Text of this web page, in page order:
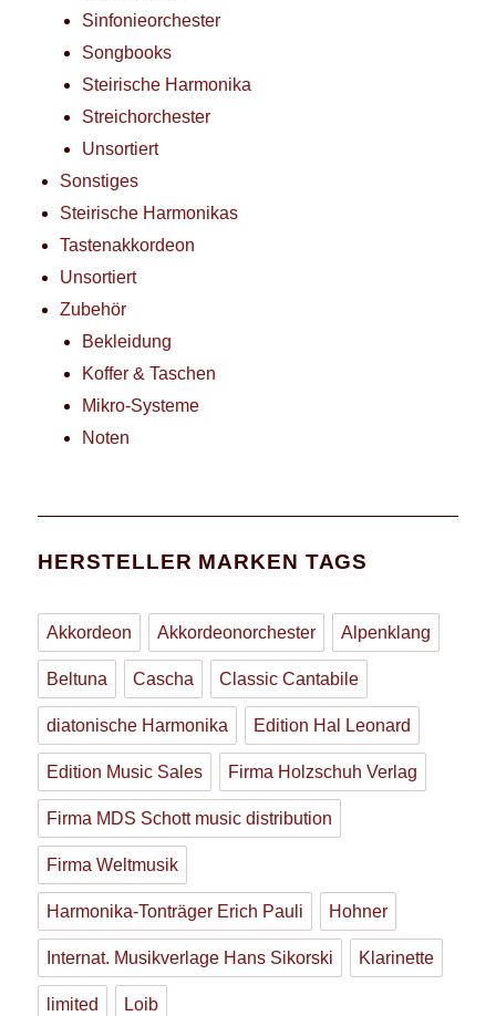
Sinfonieorchester
Songbooks
Steirische Harmonika
Streichorchester
Unsortiert
Sonstiges
Steirische Harmonikas
Tastenakkordeon
Unsortiert
Zubehör
Bekleidung
Koffer & Taschen
Mikro-Systeme
Noten
HERSTELLER MARKEN TAGS
Akkordeon Akkordeonorchester Alpenklang
Beltuna Cascha Classic Cantabile
diatonische Harmonika Edition Hal Leonard
Edition Music Sales Firma Holzschuh Verlag
Firma MDS Schott music distribution
Firma Weltmusik
Harmonika-Tonträger Erich Pauli Hohner
Internat. Musikverlage Hans Sikorski Klarinette
limited Loib